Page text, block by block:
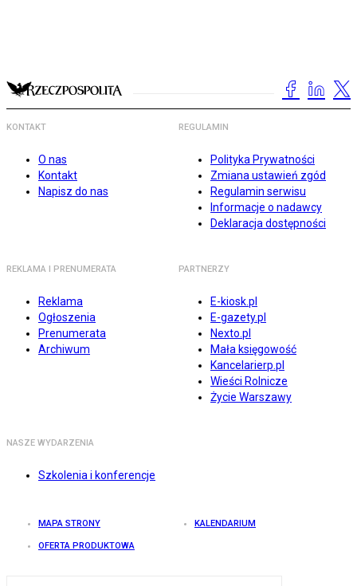
KONTAKT
O nas
Kontakt
Napisz do nas
REGULAMIN
Polityka Prywatności
Zmiana ustawień zgód
Regulamin serwisu
Informacje o nadawcy
Deklaracja dostępności
REKLAMA I PRENUMERATA
Reklama
Ogłoszenia
Prenumerata
Archiwum
PARTNERZY
E-kiosk.pl
E-gazety.pl
Nexto.pl
Mała księgowość
Kancelarierp.pl
Wieści Rolnicze
Życie Warszawy
NASZE WYDARZENIA
Szkolenia i konferencje
MAPA STRONY KALENDARIUM
OFERTA PRODUKTOWA